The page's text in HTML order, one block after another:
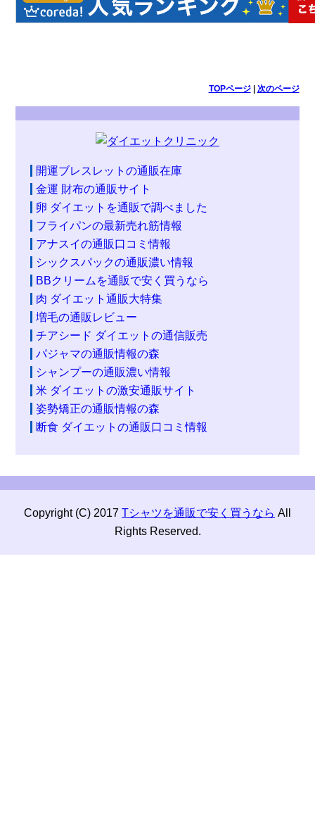
TOPページ| 次のページ
開運ブレスレットの通販在庫
金運 財布の通販サイト
卵 ダイエットを通販で調べました
フライパンの最新売れ筋情報
アナスイの通販口コミ情報
シックスパックの通販濃い情報
BBクリームを通販で安く買うなら
肉 ダイエット通販大特集
増毛の通販レビュー
チアシード ダイエットの通信販売
パジャマの通販情報の森
シャンプーの通販濃い情報
米 ダイエットの激安通販サイト
姿勢矯正の通販情報の森
断食 ダイエットの通販口コミ情報
Copyright (C) 2017 Tシャツを通販で安く買うなら All
Rights Reserved.